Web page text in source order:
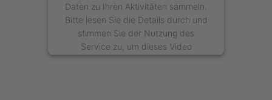
Daten zu Ihren Aktivitäten sammeln.
Bitte lesen Sie die Details durch und
stimmen Sie der Nutzung des
Service zu, um dieses Video
anzusehen.